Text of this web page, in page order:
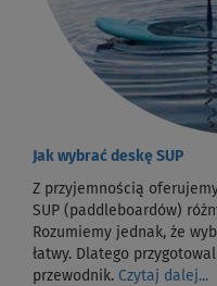
Jak wybrać deskę SUP
Z przyjemnością
SUP (paddleboardów)
Rozumiemy jednak, że
łatwy. Dlatego
przewodnik. Czytaj dalej...